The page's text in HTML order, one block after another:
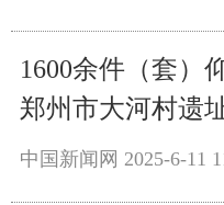
1600余件（套）
郑州市大河村遗
中国新闻网 2025-6-11